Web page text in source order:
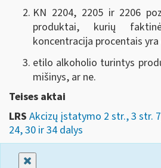
KN 2204, 2205 ir 2206
produktai, kurių
koncentracija procentais
etilo alkoholio turintys
mišinys, ar ne.
Teises aktai
LRS Akcizų įstatymo 2 str., 3 str.
24, 30 ir 34 dalys